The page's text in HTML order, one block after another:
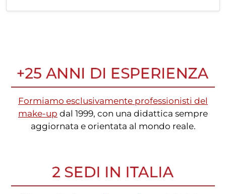
Formiamo esclusivamente professionisti del
make-up dal 1999, con una didattica sempre
aggiornata e orientata al mondo reale.